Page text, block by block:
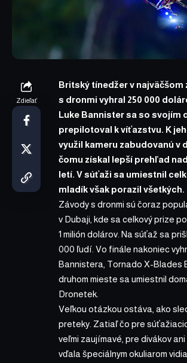
Zdieľať
Britský tínedžer v najväčšom
s dronmi vyhral 250 000
Luke Bannister sa so svojím
prepilotoval k víťazstvu. K
využil kameru zabudovanú v
čomu získal lepší prehľad
letí. V súťaži sa umiestnil
mladík však porazil všetkých.
Závody s dronmi sú čoraz
v Dubaji, kde sa celkový prize
1 milión dolárov. Na súťaž sa
000 ľudí. Vo finále nakoniec
Bannistera, Tornado X-Blades
druhom mieste sa umiestnil
Dronetek.
Veľkou otázkou ostáva, ako
preteky. Zatiaľ čo pre
veľmi zaujímavé, pre divákov
vďala špeciálnym okuliarom